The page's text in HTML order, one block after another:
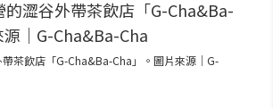
茶飲店「G-Cha&Ba-Cha」。圖片來源｜G-